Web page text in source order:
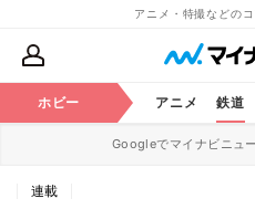
アニメ・特撮などの
ホビー アニメ 鉄道
Googleでマイナビニュ
連載